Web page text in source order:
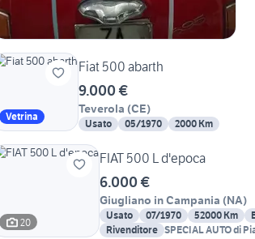
Vetrina
Fiat 500 abarth
9.000 €
Teverola (CE)
Usato 05/1970 2000 Km
20
FIAT 500 L d'epoca
6.000 €
Giugliano in Campania (NA)
Usato 07/1970 52000 Km
Rivenditore SPECIAL AUTO di